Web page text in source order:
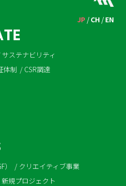
JP CH EN
TE
サステナビリティ
体制 CSR調達
クリエイティブ事業
新規プロジェクト